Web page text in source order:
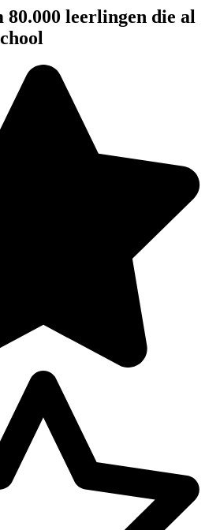
leerlingen die al